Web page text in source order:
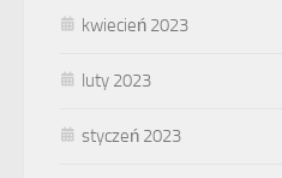
kwiecień 2023
luty 2023
styczeń 2023